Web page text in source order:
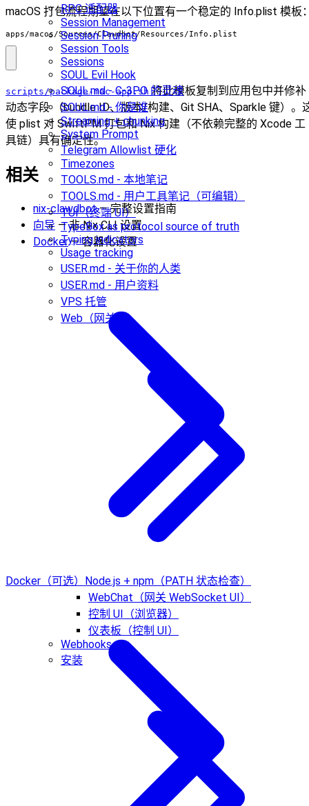
RPC 适配器
Session Management
Session Pruning
Session Tools
Sessions
SOUL Evil Hook
SOUL.md - C-3PO 的灵魂
SOUL.md - 你是谁
Streaming + chunking
System Prompt
Telegram Allowlist 硬化
Timezones
TOOLS.md - 本地笔记
TOOLS.md - 用户工具笔记（可编辑）
TUI（终端 UI）
TypeBox as protocol source of truth
Typing indicators
Usage tracking
USER.md - 关于你的人类
USER.md - 用户资料
VPS 托管
Web（网关）
WebChat（网关 WebSocket UI）
控制 UI（浏览器）
仪表板（控制 UI）
Webhooks
安装
macOS 打包流程期望在以下位置有一个稳定的 Info.plist 模板
apps/macos/Sources/Clawdbot/Resources/Info.plist
scripts/package-mac-app.sh 将此模板复制到应用包中并修补
动态字段 （bundle ID、版本/构建、Git SHA、Sparkle 键）。
使 plist 对 SwiftPM 打包和 Nix 构建（不依赖完整的 Xcode 工
具链）具有确定性。
相关
nix-clawdbot— 完整设置指南
向导 — 非 Nix CLI 设置
Docker— 容器化设置
Docker（可选） Node.js + npm（PATH 状态检查）